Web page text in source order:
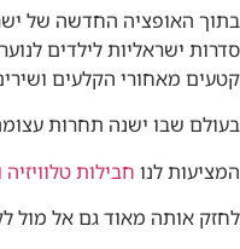
בתוך האופציה החדשה של
סדרות ישראליות לילדים
קטעים מאחורי הקלעים
בעולם שבו ישנה תחרות
המציעות לנו חבילות
לחזק אותה מאוד גם אל מול